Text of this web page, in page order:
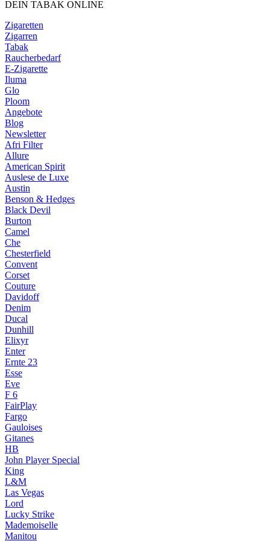
DEIN TABAK ONLINE
Zigaretten
Zigarren
Tabak
Raucherbedarf
E-Zigarette
Iluma
Glo
Ploom
Angebote
Blog
Newsletter
Afri Filter
Allure
American Spirit
Auslese de Luxe
Austin
Benson & Hedges
Black Devil
Burton
Camel
Che
Chesterfield
Convent
Corset
Couture
Davidoff
Denim
Ducal
Dunhill
Elixyr
Enter
Ernte 23
Esse
Eve
F 6
FairPlay
Fargo
Gauloises
Gitanes
HB
John Player Special
King
L&M
Las Vegas
Lord
Lucky Strike
Mademoiselle
Manitou